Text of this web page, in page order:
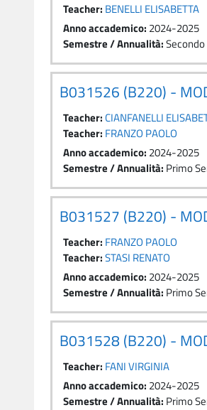
Teacher: BENELLI ELISABETTA
Anno accademico: 2024-2025
Semestre / Annualità:
B031526 (B220) -
Teacher:CIANFANELLI
Teacher: FRANZO PAOLO
Anno accademico: 2024-2025
Semestre / Annualità: Primo
B031527 (B220) -
Teacher: FRANZO PAOLO
Teacher:STASI RENATO
Anno accademico: 2024-2025
Semestre / Annualità: Primo
B031528 (B220) -
Teacher: FANI VIRGINIA
Anno accademico: 2024-2025
Semestre / Annualità: Primo